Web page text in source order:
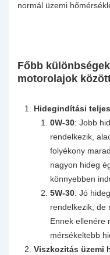
normál üzemi
Főbb
motorolajok
Hidegindítási
0W-30: Jobb
rendelkezik,
folyékony
nagyon hideg
könnyebben
5W-30: Jó
rendelkezik, de
Ennek ellenére
mérsékeltebb
Viszkozitás üzemi